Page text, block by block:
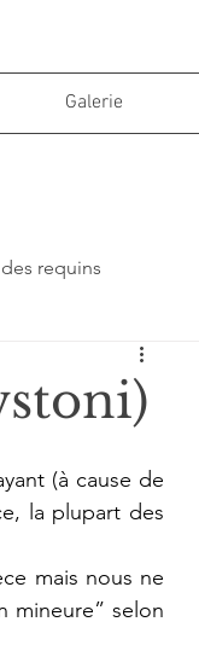
Galerie
requins
(à cause de
la plupart des
mais nous ne
mineure” selon